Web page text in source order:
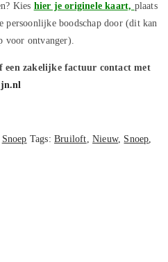
Kies hier je originele kaart, plaats
persoonlijke boodschap door (dit kan
voor ontvanger).
een zakelijke factuur contact met
Snoep Tags:Bruiloft,Nieuw, Snoep,